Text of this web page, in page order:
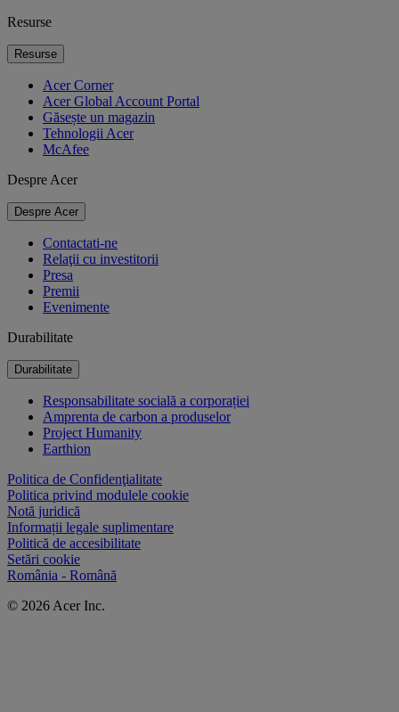
Resurse
Resurse
Acer Corner
Acer Global Account Portal
Găsește un magazin
Tehnologii Acer
McAfee
Despre Acer
Despre Acer
Contactati-ne
Relaţii cu investitorii
Presa
Premii
Evenimente
Durabilitate
Durabilitate
Responsabilitate socială a corporației
Amprenta de carbon a produselor
Project Humanity
Earthion
Politica de Confidenţialitate
Politica privind modulele cookie
Notă juridică
Informații legale suplimentare
Politică de accesibilitate
Setări cookie
România - Română
© 2026 Acer Inc.